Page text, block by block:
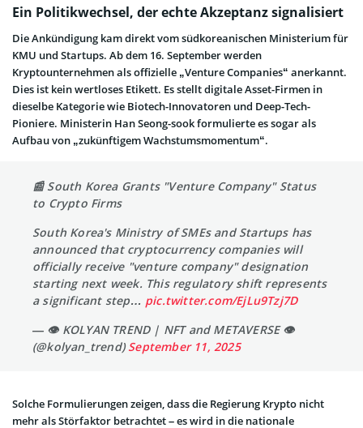
Ein Politikwechsel, der echte Akzeptanz signalisiert
Die Ankündigung kam direkt vom südkoreanischen Ministerium für
KMU und Startups. Ab dem 16. September werden
Kryptounternehmen als offizielle „Venture Companies“ anerkannt.
Dies ist kein wertloses Etikett. Es stellt digitale Asset-Firmen in
dieselbe Kategorie wie Biotech-Innovatoren und Deep-Tech-
Pioniere. Ministerin Han Seong-sook formulierte es sogar als
Aufbau von „zukünftigem Wachstumsmomentum“.
📰 South Korea Grants "Venture Company" Status
to Crypto Firms
South Korea's Ministry of SMEs and Startups has
announced that cryptocurrency companies will
officially receive "venture company" designation
starting next week. This regulatory shift represents
a significant step… pic.twitter.com/EjLu9Tzj7D
— 👁 KOLYAN TREND | NFT and METAVERSE 👁
(@kolyan_trend)September 11, 2025
Solche Formulierungen zeigen, dass die Regierung Krypto nicht
mehr als Störfaktor betrachtet – es wird in die nationale